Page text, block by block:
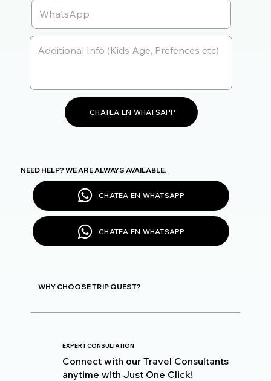
CHATEA EN WHATSAPP
NEED HELP? WE ARE ALWAYS AVAILABLE.
CHATEA EN WHATSAPP
CHATEA EN WHATSAPP
WHY CHOOSE TRIP QUEST?
EXPERT CONSULTATION
Connect with our Travel Consultants
anytime with Just One Click!